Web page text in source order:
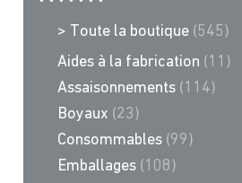
> Toute la boutique (545)
Aides à la fabrication (11)
Assaisonnements (114)
Boyaux (23)
Consommables (99)
Emballages (108)